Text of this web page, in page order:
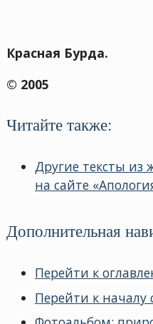
Красная Бурда.
© 2005
Читайте также:
Другие тексты из
на сайте
Дополнительная
Перейти к
Перейти к началу